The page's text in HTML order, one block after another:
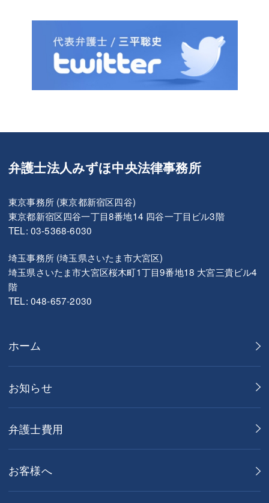
弁護士法人みずほ中央法律事務所
東京事務所 (東京都新宿区四谷)
東京都新宿区四谷一丁目8番地14 四谷一丁目ビル3階
TEL: 03-5368-6030
埼玉事務所 (埼玉県さいたま市大宮区)
埼玉県さいたま市大宮区桜木町1丁目9番地18 大宮三貴ビル4
階
TEL: 048-657-2030
ホーム
お知らせ
弁護士費用
お客様へ